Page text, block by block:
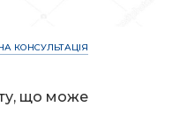
КОНСУЛЬТАЦІЯ
що може